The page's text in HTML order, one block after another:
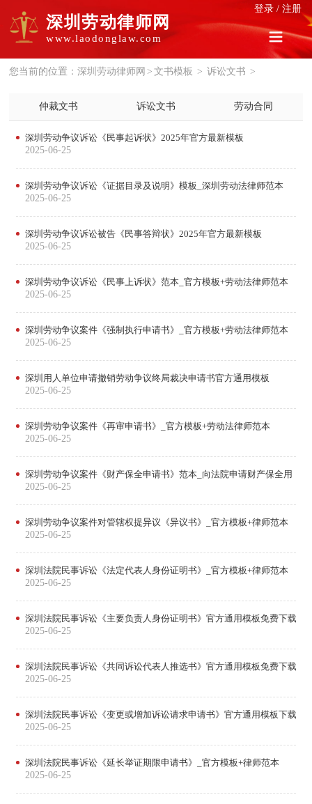
登录 / 注册
深圳劳动律师网
www.laodonglaw.com
您当前的位置：深圳劳动律师网 > 文书模板 > 诉讼文书 >
仲裁文书 诉讼文书 劳动合同
深圳劳动争议诉讼《民事起诉状》2025年官方最新模板
2025-06-25
深圳劳动争议诉讼《证据目录及说明》模板_深圳劳动法律师范本
2025-06-25
深圳劳动争议诉讼被告《民事答辩状》2025年官方最新模板
2025-06-25
深圳劳动争议诉讼《民事上诉状》范本_官方模板+劳动法律师范本
2025-06-25
深圳劳动争议案件《强制执行申请书》_官方模板+劳动法律师范本
2025-06-25
深圳用人单位申请撤销劳动争议终局裁决申请书官方通用模板
2025-06-25
深圳劳动争议案件《再审申请书》_官方模板+劳动法律师范本
2025-06-25
深圳劳动争议案件《财产保全申请书》范本_向法院申请财产保全用
2025-06-25
深圳劳动争议案件对管辖权提异议《异议书》_官方模板+律师范本
2025-06-25
深圳法院民事诉讼《法定代表人身份证明书》_官方模板+律师范本
2025-06-25
深圳法院民事诉讼《主要负责人身份证明书》官方通用模板免费下载
2025-06-25
深圳法院民事诉讼《共同诉讼代表人推选书》官方通用模板免费下载
2025-06-25
深圳法院民事诉讼《变更或增加诉讼请求申请书》官方通用模板下载
2025-06-25
深圳法院民事诉讼《延长举证期限申请书》_官方模板+律师范本
2025-06-25